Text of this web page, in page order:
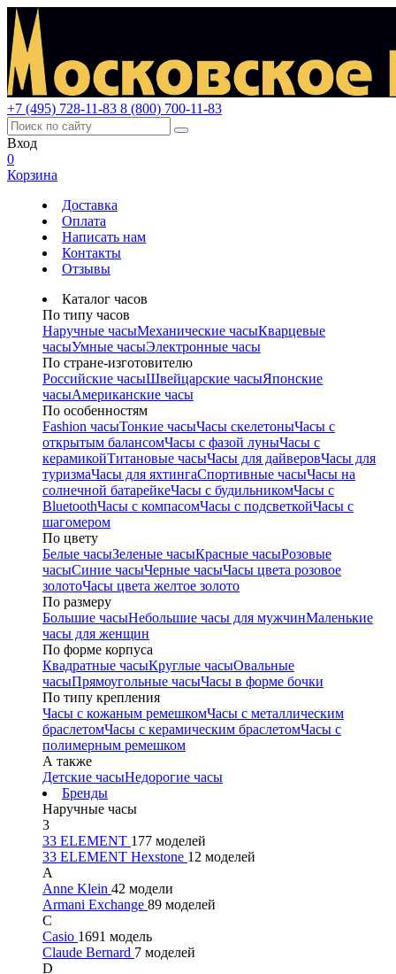
+7 (495) 728-11-83 8 (800) 700-11-83
Вход
0
Корзина
Доставка
Оплата
Написать нам
Контакты
Отзывы
Каталог часов
По типу часов
Наручные часыМеханические часыКварцевые
часыУмные часыЭлектронные часы
По стране-изготовителю
Российские часыШвейцарские часыЯпонские
часыАмериканские часы
По особенностям
Fashion часыТонкие часыЧасы скелетоныЧасы с
открытым балансомЧасы с фазой луныЧасы с
керамикойТитановые часыЧасы для дайверовЧасы для
туризмаЧасы для яхтингаСпортивные часыЧасы на
солнечной батарейкеЧасы с будильникомЧасы с
BluetoothЧасы с компасомЧасы с подсветкойЧасы с
шагомером
По цвету
Белые часыЗеленые часыКрасные часыРозовые
часыСиние часыЧерные часыЧасы цвета розовое
золотоЧасы цвета желтое золото
По размеру
Большие часыНебольшие часы для мужчинМаленькие
часы для женщин
По форме корпуса
Квадратные часыКруглые часыОвальные
часыПрямоугольные часыЧасы в форме бочки
По типу крепления
Часы с кожаным ремешкомЧасы с металлическим
браслетомЧасы с керамическим браслетомЧасы с
полимерным ремешком
А также
Детские часыНедорогие часы
Бренды
Наручные часы
3
33 ELEMENT 177 моделей
33 ELEMENT Hexstone 12 моделей
A
Anne Klein 42 модели
Armani Exchange 89 моделей
C
Casio 1691 модель
Claude Bernard 7 моделей
D